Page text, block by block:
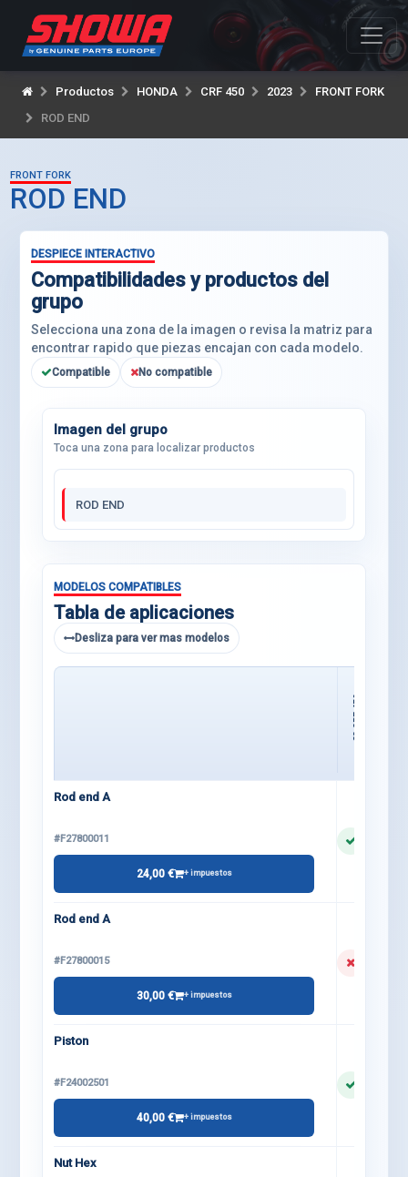
Productos HONDA CRF 450 2023
FRONT FORK
ROD END
FRONT FORK
ROD END
DESPIECE INTERACTIVO
Compatibilidades y productos del
grupo
Selecciona una zona de la imagen o revisa la matriz para
encontrar rapido que piezas encajan con cada modelo.
Compatible No compatible
Imagen del grupo
Toca una zona para localizar productos
ROD END
MODELOS COMPATIBLES
Tabla de aplicaciones
Desliza para ver mas modelos
23 CRF 450
Rod end A
#F27800011
24,00 € + impuestos
Rod end A
#F27800015
30,00 € + impuestos
Piston
#F24002501
40,00 € + impuestos
Nut Hex